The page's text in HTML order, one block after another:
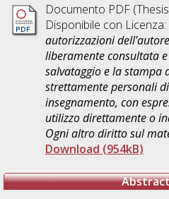
Documento PDF
Disponibile con Licenza:
autorizzazioni
liberamente consultata
salvataggio e la stampa
strettamente personali
insegnamento, con
utilizzo direttamente o
Ogni altro diritto sul
Download (954kB)